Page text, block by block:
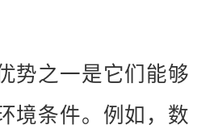
势之一是它们能够
境条件。例如，数